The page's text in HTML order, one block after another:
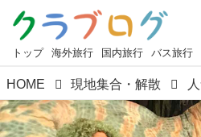
トップ 海外旅行 国内旅行 バス旅行
HOME 現地集合・解散